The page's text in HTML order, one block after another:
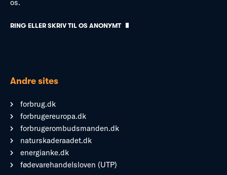
os.
RING ELLER SKRIV TIL OS ANONYMT
Andre sites
forbrug.dk
forbrugereuropa.dk
forbrugerombudsmanden.dk
naturskaderaadet.dk
energianke.dk
fødevarehandelsloven (UTP)